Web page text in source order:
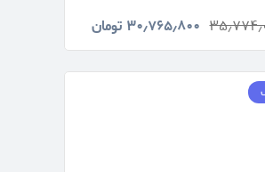
۳۰٫۷۶۵٫۸۰۰ تومان